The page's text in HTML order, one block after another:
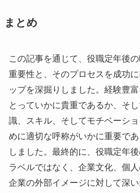
まとめ
この記事を通じて、役職定年後
重要性と、そのプロセスを成功
ップを深掘りしました。経験豊
とっていかに貴重であるか、そ
識、スキル、そしてモチベーシ
めに適切な呼称がいかに重要で
しました。最終的に、役職定年
ラベルではなく、企業文化、個
企業の外部イメージに対して深